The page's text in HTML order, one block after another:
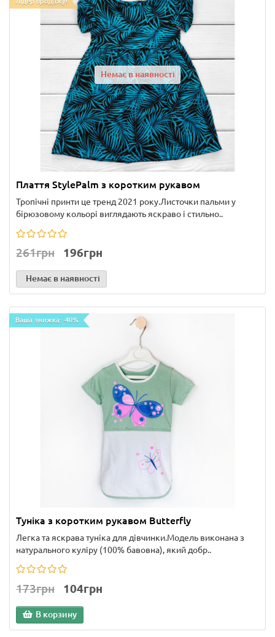
Немає в наявності
Плаття StylePalm з коротким рукавом
Тропічні принти це тренд 2021 року.Листочки пальми у
бірюзовому кольорі виглядають яскраво і стильно..
261грн 196грн
Немає в наявності
Ваша знижка: -40%
Туніка з коротким рукавом Butterfly
Легка та яскрава туніка для дівчинки.Модель виконана з
натурального куліру (100% бавовна), який добр..
173грн 104грн
В корзину